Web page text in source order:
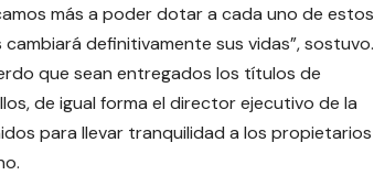
más a poder dotar a cada uno de estos
definitivamente sus vidas”, sostuvo.
que sean entregados los títulos de
de igual forma el director ejecutivo de la
para llevar tranquilidad a los propietarios